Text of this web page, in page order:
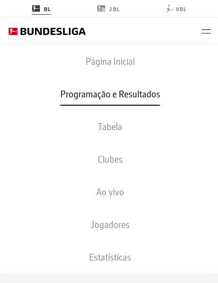
BL 2BL VBL
Página Inicial
Programação e Resultados
Tabela
Clubes
Ao vivo
Jogadores
Estatísticas
BOC FCU
1 1
ESCALAÇÕES
ESCALAÇÃO INICIAL